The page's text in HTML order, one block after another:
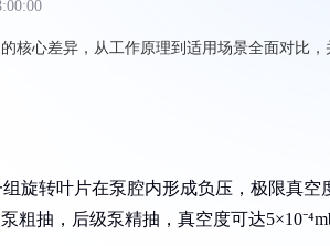
核心差异，从工作原理到适用场景全面对比
旋转叶片在泵腔内形成负压，极限真空
粗抽，后级泵精抽，真空度可达